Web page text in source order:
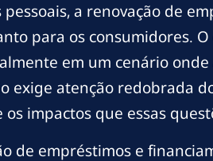
a renovação de
para os consumidores.
em um cenário
exige atenção redobrada
impactos que essas
de empréstimos e